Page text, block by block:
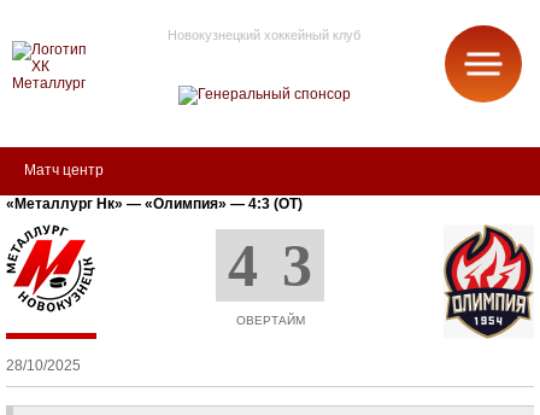
Новокузнецкий хоккейный клуб
Матч центр
«Металлург Нк» — «Олимпия» — 4:3 (ОТ)
4 3
ОВЕРТАЙМ
28/10/2025